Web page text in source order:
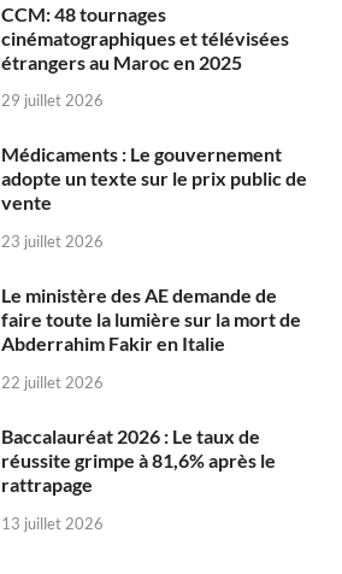
CCM: 48 tournages
cinématographiques et télévisées
étrangers au Maroc en 2025
29 juillet 2026
Médicaments : Le gouvernement
adopte un texte sur le prix public de
vente
23 juillet 2026
Le ministère des AE demande de
faire toute la lumière sur la mort de
Abderrahim Fakir en Italie
22 juillet 2026
Baccalauréat 2026 : Le taux de
réussite grimpe à 81,6% après le
rattrapage
13 juillet 2026